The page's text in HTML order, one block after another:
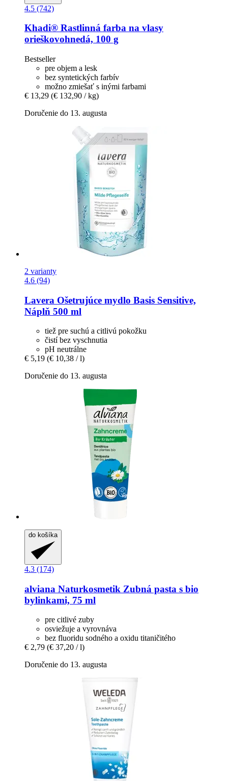
4.5 (742)
Khadi® Rastlinná farba na vlasy
orieškovohnedá, 100 g
Bestseller
pre objem a lesk
bez syntetických farbív
možno zmiešať s inými farbami
€ 13,29 (€ 132,90 / kg)
Doručenie do 13. augusta
2 varianty
4.6 (94)
Lavera Ošetrujúce mydlo Basis Sensitive,
Náplň 500 ml
tiež pre suchú a citlivú pokožku
čistí bez vyschnutia
pH neutrálne
€ 5,19 (€ 10,38 / l)
Doručenie do 13. augusta
do košíka
4.3 (174)
alviana Naturkosmetik Zubná pasta s bio
bylinkami, 75 ml
pre citlivé zuby
osviežuje a vyrovnáva
bez fluoridu sodného a oxidu titaničitého
€ 2,79 (€ 37,20 / l)
Doručenie do 13. augusta